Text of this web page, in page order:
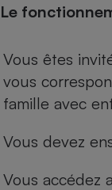
Le
Vous êtes
vous
famille avec
Vous devez
Vous accédez